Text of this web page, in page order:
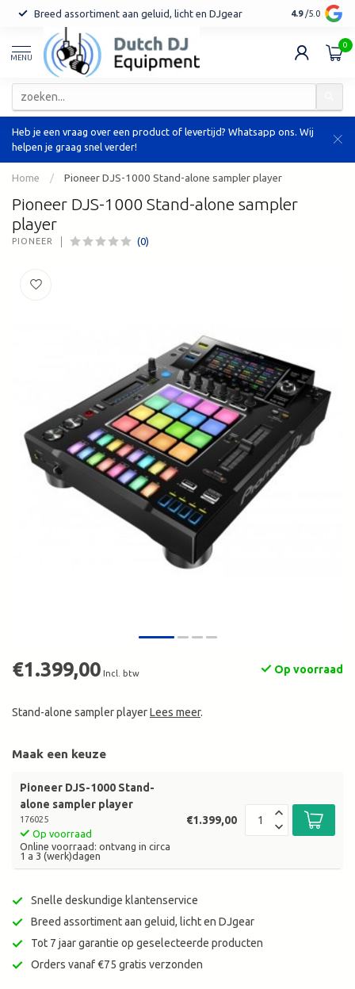
Breed assortiment aan geluid, licht en DJgear Tot 7 jaar
4.9 /5.0
MENU
0
Heb je een vraag over een product of levertijd? Whatsapp ons. Wij
helpen je graag snel verder!
Home / Pioneer DJS-1000 Stand-alone sampler player
Pioneer DJS-1000 Stand-alone sampler
player
PIONEER (0)
€1.399,00 Incl. btw Op voorraad
Stand-alone sampler playerLees meer.
Maak een keuze
Pioneer DJS-1000 Stand-
alone sampler player
176025
Op voorraad
Online voorraad: ontvang in circa
1 a 3 (werk)dagen
€1.399,00
Snelle deskundige klantenservice
Breed assortiment aan geluid, licht en DJgear
Tot 7 jaar garantie op geselecteerde producten
Orders vanaf €75 gratis verzonden